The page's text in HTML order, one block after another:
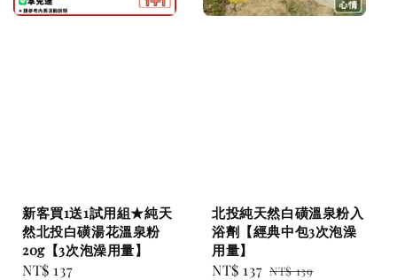
新客買1送1試用組★純天
然北投白磺湯花溫泉粉
20g【3次泡澡用量】
Regular
NT$ 137
北投純天然白磺溫泉粉入
浴劑【經典中包3次泡澡
用量】
Sale
NT$ 137 Regular
NT$ 139